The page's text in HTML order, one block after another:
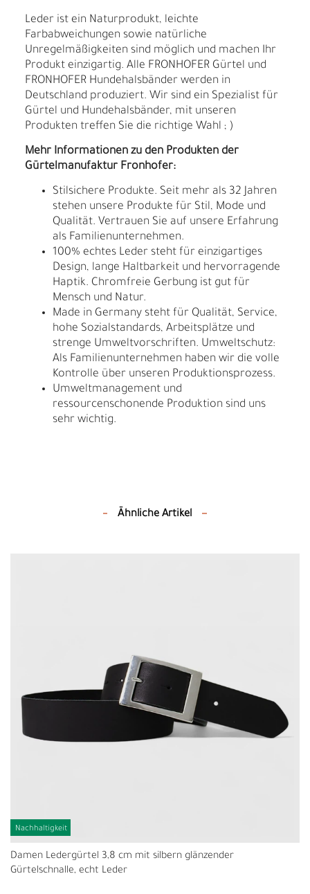
Leder ist ein Naturprodukt, leichte
Farbabweichungen sowie natürliche
Unregelmäßigkeiten sind möglich und machen Ihr
Produkt einzigartig. Alle FRONHOFER Gürtel und
FRONHOFER Hundehalsbänder werden in
Deutschland produziert. Wir sind ein Spezialist für
Gürtel und Hundehalsbänder, mit unseren
Produkten treffen Sie die richtige Wahl ; )
Mehr Informationen zu den Produkten der
Gürtelmanufaktur Fronhofer:
Stilsichere Produkte. Seit mehr als 32 Jahren
stehen unsere Produkte für Stil, Mode und
Qualität. Vertrauen Sie auf unsere Erfahrung
als Familienunternehmen.
100% echtes Leder steht für einzigartiges
Design, lange Haltbarkeit und hervorragende
Haptik. Chromfreie Gerbung ist gut für
Mensch und Natur.
Made in Germany steht für Qualität, Service,
hohe Sozialstandards, Arbeitsplätze und
strenge Umweltvorschriften. Umweltschutz:
Als Familienunternehmen haben wir die volle
Kontrolle über unseren Produktionsprozess.
Umweltmanagement und
ressourcenschonende Produktion sind uns
sehr wichtig.
Ähnliche Artikel
Nachhaltigkeit
Damen Ledergürtel 3,8 cm mit silbern glänzender
Gürtelschnalle, echt Leder